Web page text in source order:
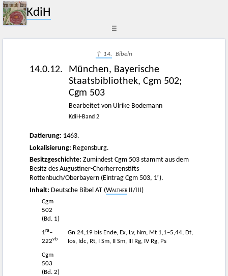
KdiH
☰
↑ 14. Bibeln
14.0.12.
München, Bayerische
Staatsbibliothek, Cgm 502;
Cgm 503
Bearbeitet von Ulrike Bodemann
KdiH-Band 2
Datierung: 1463.
Lokalisierung: Regensburg.
Besitzgeschichte: Zumindest Cgm 503 stammt aus dem
Besitz des Augustiner-Chorherrenstifts
Rottenbuch/Oberbayern (Eintrag Cgm 503, 1r).
Inhalt: Deutsche Bibel AT (Walther II/III)
Cgm
502
(Bd. 1)
1ra–
222vb
Gn 24,19 bis Ende, Ex, Lv, Nm, Mt 1,1–5,44, Dt,
Ios, Idc, Rt, I Sm, II Sm, III Rg, IV Rg, Ps
Cgm
503
(Bd. 2)